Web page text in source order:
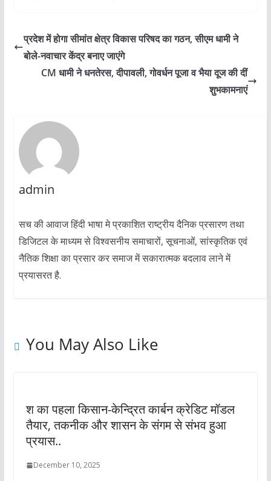
प्रदेश में होगा सीमांत क्षेत्र विकास परिषद का गठन, सीएम धामी ने
बोले-नवाचार केंद्र बनाए जाएंगे
CM धामी ने धनतेरस, दीपावली, गोवर्धन पूजा व भैया दूज की दीं
शुभकामनाएं
admin
सच की आवाज हिंदी भाषा मे प्रकाशित राष्ट्रीय दैनिक प्रसारण तथा
डिजिटल के माध्यम से विश्वसनीय समाचारों, सूचनाओं, सांस्कृतिक एवं
नैतिक शिक्षा का प्रसार कर समाज में सकारात्मक बदलाव लाने में
प्रयासरत है.
You May Also Like
श का पहला किसान-केन्द्रित कार्बन क्रेडिट मॉडल
तैयार, तकनीक और शासन के संगम से संभव हुआ
प्रयास..
December 10, 2025